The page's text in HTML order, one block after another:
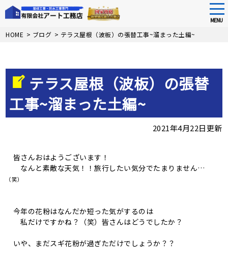
Skip
MENU
HOME > ブログ > テラス屋根（波板）の張替工事~溜まった土編~
テラス屋根（波板）の張替
工事~溜まった土編~
2021年4月22日更新
皆さんおはようございます！
なんと素敵な天気！！旅行したい気分でたまりません…
（笑）
今年の花粉はなんだか短った気がするのは
私だけですかね？（笑）皆さんはどうでしたか？
いや、まだスギ花粉が過ぎただけでしょうか？？